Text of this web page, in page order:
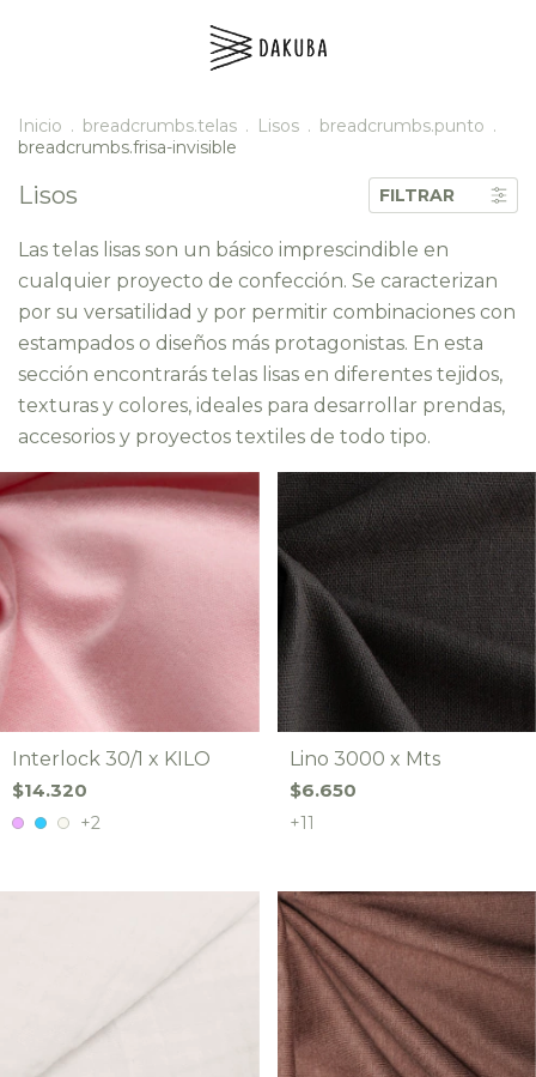
Inicio . breadcrumbs.telas . Lisos . breadcrumbs.punto .
breadcrumbs.frisa-invisible
Lisos FILTRAR
Las telas lisas son un básico imprescindible en
cualquier proyecto de confección. Se caracterizan
por su versatilidad y por permitir combinaciones con
estampados o diseños más protagonistas. En esta
sección encontrarás telas lisas en diferentes tejidos,
texturas y colores, ideales para desarrollar prendas,
accesorios y proyectos textiles de todo tipo.
Interlock 30/1 x KILO
$14.320
+2
Lino 3000 x Mts
$6.650
+11